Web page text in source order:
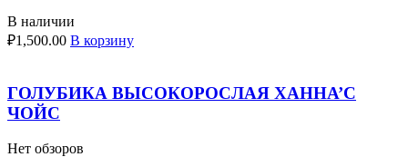
В наличии
₽1,500.00 В корзину
ГОЛУБИКА ВЫСОКОРОСЛАЯ ХАННА’С
ЧОЙС
Нет обзоров